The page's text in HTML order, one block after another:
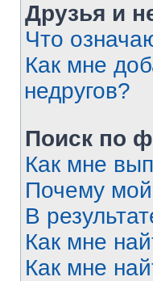
Друзья и
Что
Как мне
недругов?
Поиск по
Как мне
Почему мой
В
Как мне
Как мне